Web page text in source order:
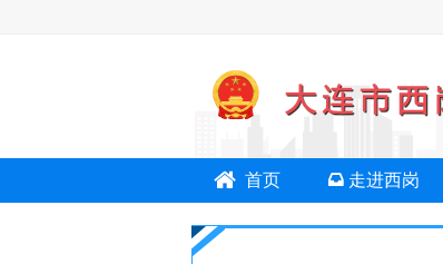
首页 走进西岗